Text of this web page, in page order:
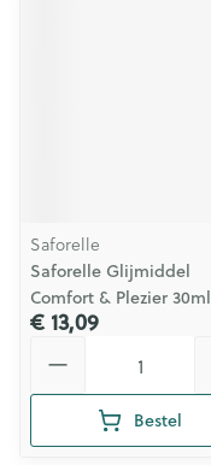
Saforelle
Saforelle Glijmiddel
Comfort & Plezier 30ml
€ 13,09
Bestel